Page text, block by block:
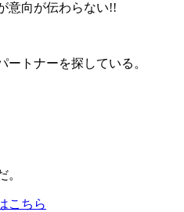
意向が伝わらない!!
ートナーを探している。
。
こちら